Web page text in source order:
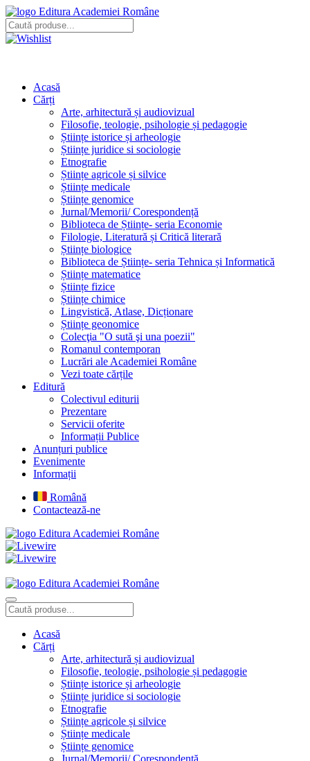
Editura Academiei Române
Acasă
Cărți
Arte, arhitectură și audiovizual
Filosofie, teologie, psihologie și pedagogie
Științe istorice și arheologie
Științe juridice si sociologie
Etnografie
Științe agricole și silvice
Științe medicale
Științe genomice
Jurnal/Memorii/ Corespondență
Biblioteca de Științe- seria Economie
Filologie, Literatură și Critică literară
Științe biologice
Biblioteca de Științe- seria Tehnica și Informatică
Științe matematice
Științe fizice
Științe chimice
Lingvistică, Atlase, Dicționare
Științe geonomice
Colecţia "O sută şi una poezii"
Romanul contemporan
Lucrări ale Academiei Române
Vezi toate cărțile
Editură
Colectivul editurii
Prezentare
Servicii oferite
Informații Publice
Anunțuri publice
Evenimente
Informații
Română
Contactează-ne
Editura Academiei Române
Editura Academiei Române
Acasă
Cărți
Arte, arhitectură și audiovizual
Filosofie, teologie, psihologie și pedagogie
Științe istorice și arheologie
Științe juridice si sociologie
Etnografie
Științe agricole și silvice
Științe medicale
Științe genomice
Jurnal/Memorii/ Corespondență